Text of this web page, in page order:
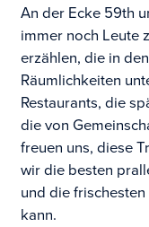
An der Ecke 59th
immer noch Leute
erzählen, die in
Räumlichkeiten
Restaurants, die
die von
freuen uns, diese
wir die besten
und die
kann.